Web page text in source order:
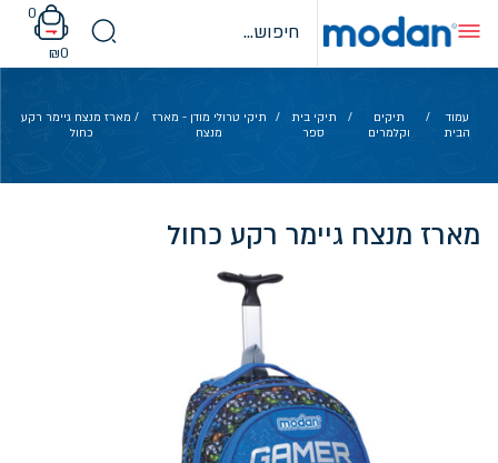
content
0
₪0
עמוד
הבית
/
תיקים
וקלמרים
/
תיקי בית
ספר
/
תיקי טרולי מודן - מארז
מנצח
/ מארז מנצח גיימר רקע
כחול
מארז מנצח גיימר רקע כחול